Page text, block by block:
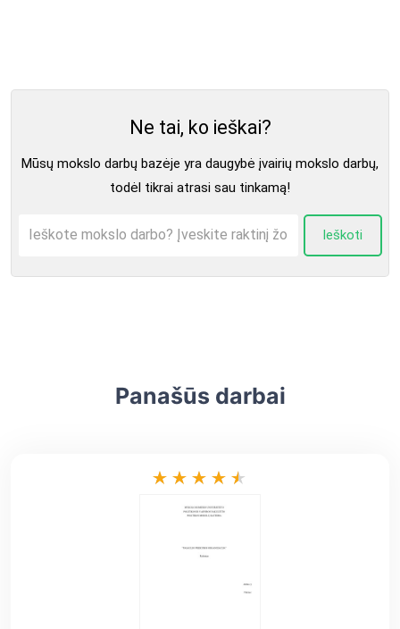
Ne tai, ko ieškai?
Mūsų mokslo darbų bazėje yra daugybė įvairių mokslo darbų,
todėl tikrai atrasi sau tinkamą!
Ieškoti
Panašūs darbai